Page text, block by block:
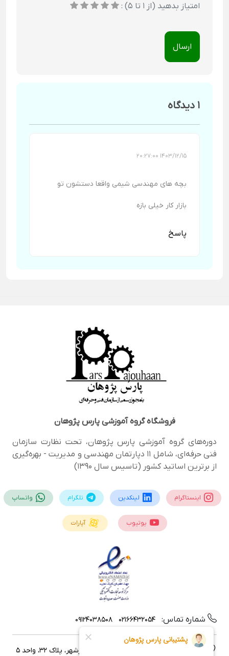
امتیاز بدهید (از 1 تا 5) :
ارسال
1 دیدگاه
1403/12/15 20:27:00
بچه های مهندسی شیمی واقعا دستشون تو
بازار کار خیلی بازه
پاسخ
فروشگاهگروه آموزشی پارس پژوهان
دوره‌های گروه آموزشی پارس پژوهان، تحت نظارت سازمان
فنی حرفه‌ای، شامل 11 دپارتمان مهندسی و مدیریت - بهره‌گیری
از برترین اساتید کشور (تاسیس سال 1390)
اینستاگرام لینکدین تلگرام واتساپ
یوتیوب آپارات
شماره تماس: 02166432054
09124038508
نشانی: تهران، خیابان ایرانشهر، خیابان آذرشهر، پلاک 32، واحد 5